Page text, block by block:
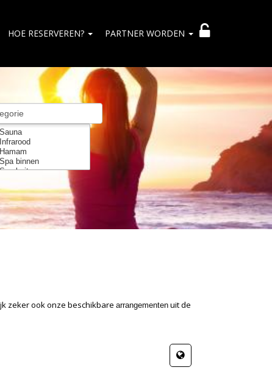
HOE RESERVEREN? PARTNER WORDEN
zeker ook onze beschikbare arrangementen uit de